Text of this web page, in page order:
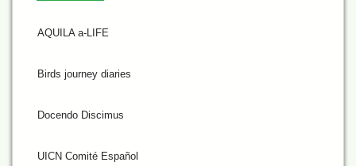
AQUILA a-LIFE
Birds journey diaries
Docendo Discimus
UICN Comité Español